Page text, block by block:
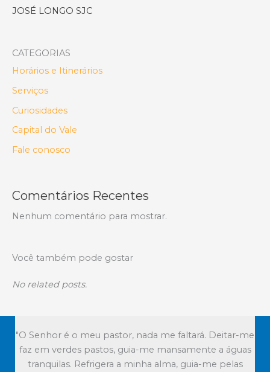
JOSÉ LONGO SJC
CATEGORIAS
Horários e Itinerários
Serviços
Curiosidades
Capital do Vale
Fale conosco
Comentários Recentes
Nenhum comentário para mostrar.
Você também pode gostar
No related posts.
"O Senhor é o meu pastor, nada me faltará. Deitar-me
faz em verdes pastos, guia-me mansamente a águas
tranquilas. Refrigera a minha alma, guia-me pelas